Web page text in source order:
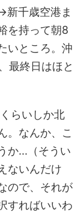
新千歳空港ま
を持って朝8
いところ。沖
最終日はほと
らいしか北
。なんか、こ
か...（そうい
ないんだけ
ので、それが
すればいいわ